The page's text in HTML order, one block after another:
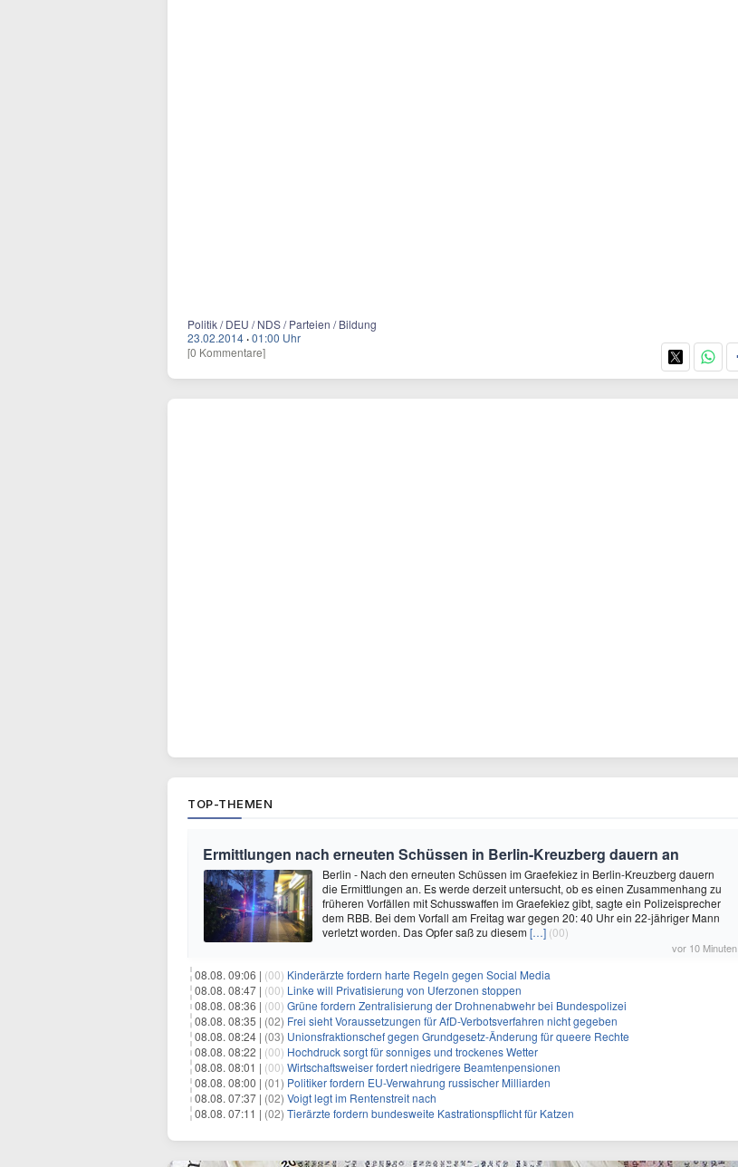
Politik / DEU / NDS / Parteien / Bildung
23.02.2014 ·01:00 Uhr
[0 Kommentare]
TOP-THEMEN
Ermittlungen nach erneuten Schüssen in Berlin-Kreuzberg dauern an
Berlin - Nach den erneuten Schüssen im Graefekiez in Berlin-Kreuzberg dauern
die Ermittlungen an. Es werde derzeit untersucht, ob es einen Zusammenhang zu
früheren Vorfällen mit Schusswaffen im Graefekiez gibt, sagte ein Polizeisprecher
dem RBB. Bei dem Vorfall am Freitag war gegen 20: 40 Uhr ein 22-jähriger Mann
verletzt worden. Das Opfer saß zu diesem[…] (00)
vor 10 Minuten
08.08. 09:06 | (00) Kinderärzte fordern harte Regeln gegen Social Media
08.08. 08:47 | (00) Linke will Privatisierung von Uferzonen stoppen
08.08. 08:36 | (00) Grüne fordern Zentralisierung der Drohnenabwehr bei Bundespolizei
08.08. 08:35 | (02) Frei sieht Voraussetzungen für AfD-Verbotsverfahren nicht gegeben
08.08. 08:24 | (03) Unionsfraktionschef gegen Grundgesetz-Änderung für queere Rechte
08.08. 08:22 | (00) Hochdruck sorgt für sonniges und trockenes Wetter
08.08. 08:01 | (00) Wirtschaftsweiser fordert niedrigere Beamtenpensionen
08.08. 08:00 | (01) Politiker fordern EU-Verwahrung russischer Milliarden
08.08. 07:37 | (02) Voigt legt im Rentenstreit nach
08.08. 07:11 | (02) Tierärzte fordern bundesweite Kastrationspflicht für Katzen